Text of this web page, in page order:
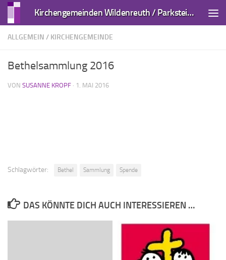
Zum Inhalt springen Kirchengemeinden Wildenreuth / Parkstein und Kirchendemenreuth
ALLGEMEIN / KIRCHENGEMEINDE
Bethelsammlung 2016
VON SUSANNE KROPF · 1. MAI 2016
Schlagwörter: Bethel Sammlung Spende
DAS KÖNNTE DICH AUCH INTERESSIEREN …